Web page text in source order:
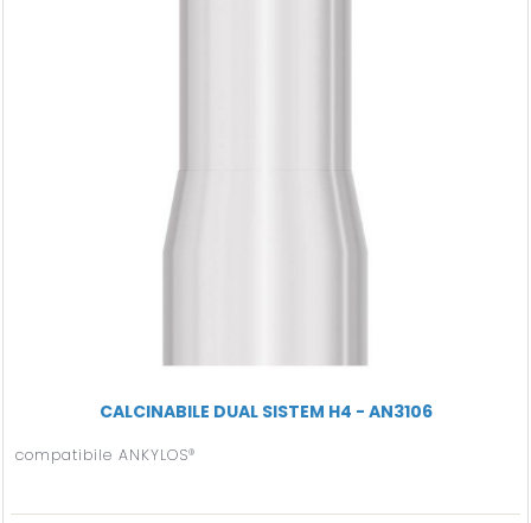
CALCINABILE DUAL SISTEM H4 - AN3106
compatibile ANKYLOS®